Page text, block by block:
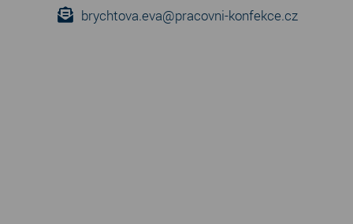
brychtova.eva@pracovni-konfekce.cz